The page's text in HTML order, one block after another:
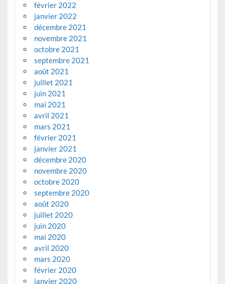
février 2022
janvier 2022
décembre 2021
novembre 2021
octobre 2021
septembre 2021
août 2021
juillet 2021
juin 2021
mai 2021
avril 2021
mars 2021
février 2021
janvier 2021
décembre 2020
novembre 2020
octobre 2020
septembre 2020
août 2020
juillet 2020
juin 2020
mai 2020
avril 2020
mars 2020
février 2020
janvier 2020